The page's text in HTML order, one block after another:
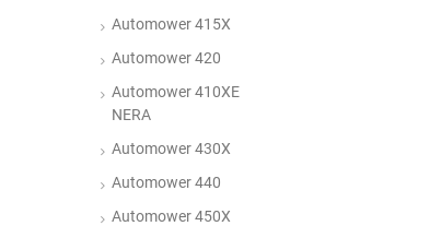
Automower 415X
Automower 420
Automower 410XE
NERA
Automower 430X
Automower 440
Automower 450X